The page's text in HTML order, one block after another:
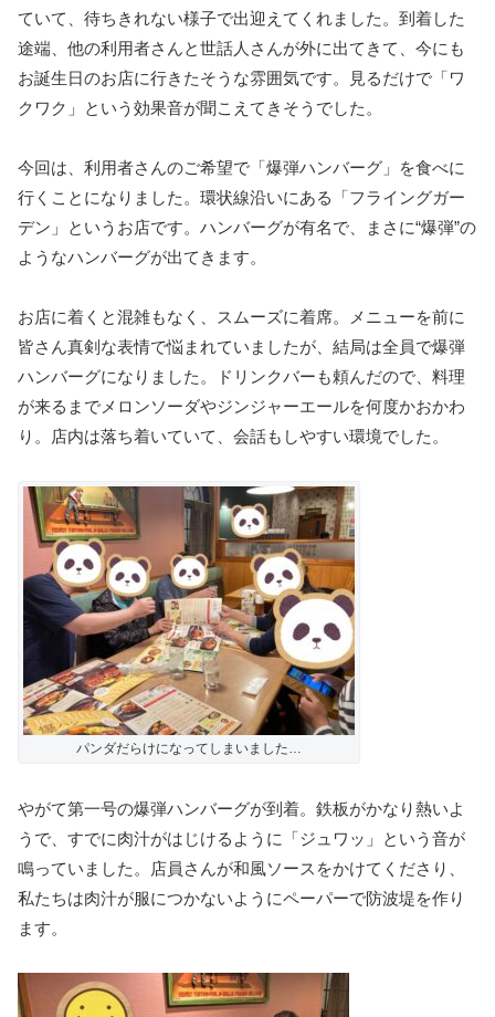
ていて、待ちきれない様子で出迎えてくれました。到着した
途端、他の利用者さんと世話人さんが外に出てきて、今にも
お誕生日のお店に行きたそうな雰囲気です。見るだけで「ワ
クワク」という効果音が聞こえてきそうでした。
今回は、利用者さんのご希望で「爆弾ハンバーグ」を食べに
行くことになりました。環状線沿いにある「フライングガー
デン」というお店です。ハンバーグが有名で、まさに“爆弾”の
ようなハンバーグが出てきます。
お店に着くと混雑もなく、スムーズに着席。メニューを前に
皆さん真剣な表情で悩まれていましたが、結局は全員で爆弾
ハンバーグになりました。ドリンクバーも頼んだので、料理
が来るまでメロンソーダやジンジャーエールを何度かおかわ
り。店内は落ち着いていて、会話もしやすい環境でした。
パンダだらけになってしまいました…
やがて第一号の爆弾ハンバーグが到着。鉄板がかなり熱いよ
うで、すでに肉汁がはじけるように「ジュワッ」という音が
鳴っていました。店員さんが和風ソースをかけてくださり、
私たちは肉汁が服につかないようにペーパーで防波堤を作り
ます。